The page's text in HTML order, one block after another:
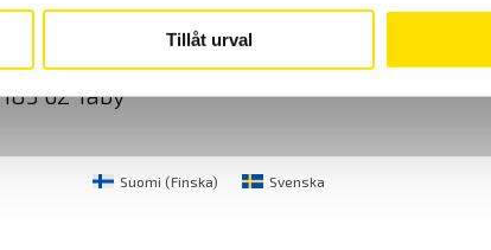
Tillåt urval
35
183 62 Täby
info@camatsystem.com
Suomi (Finska) Svenska